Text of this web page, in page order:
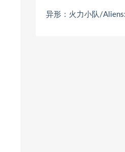
异形：火力小队/